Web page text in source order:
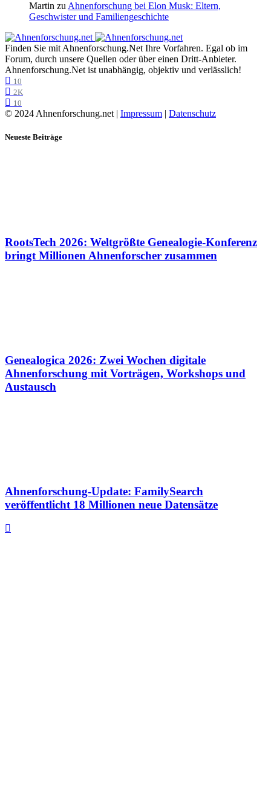
Martin zu Ahnenforschung bei Elon Musk: Eltern,
Geschwister und Familiengeschichte
Finden Sie mit Ahnenforschung.Net Ihre Vorfahren. Egal ob im
Forum, durch unsere Quellen oder über einen Dritt-Anbieter.
Ahnenforschung.Net ist unabhängig, objektiv und verlässlich!
10
2K
10
© 2024 Ahnenforschung.net | Impressum | Datenschutz
Neueste Beiträge
RootsTech 2026: Weltgrößte Genealogie-Konferenz
bringt Millionen Ahnenforscher zusammen
Genealogica 2026: Zwei Wochen digitale
Ahnenforschung mit Vorträgen, Workshops und
Austausch
Ahnenforschung-Update: FamilySearch
veröffentlicht 18 Millionen neue Datensätze